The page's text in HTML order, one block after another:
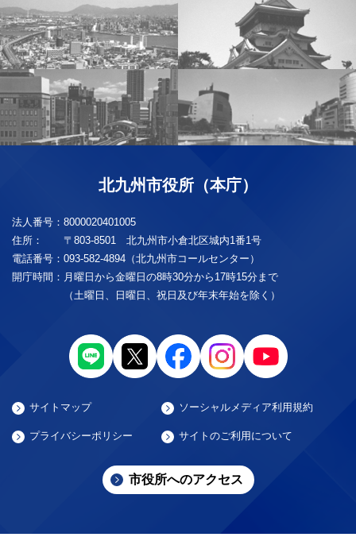
北九州市役所（本庁）
法人番号： 8000020401005
住所：
〒803-8501 北九州市小倉北区城内1番1号
電話番号： 093-582-4894（北九州市コールセンター）
開庁時間： 月曜日から金曜日の8時30分から17時15分まで
（土曜日、日曜日、祝日及び年末年始を除く）
サイトマップ ソーシャルメディア利用規約
プライバシーポリシー サイトのご利用について
市役所へのアクセス